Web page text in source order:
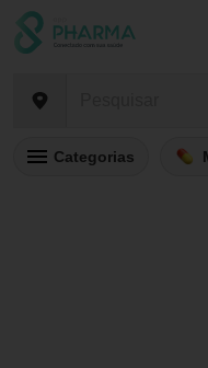
Categorias